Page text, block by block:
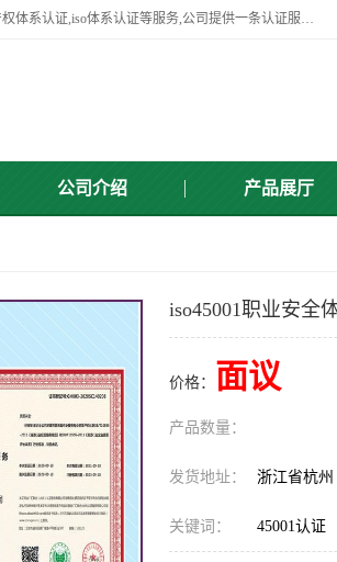
杭州贝安企业管理有限公司竭诚为广大企业客户提供:45001认证,商品售后服务认证,CE认证,知识产权体系认证,iso体系认证等服务,公司提供一条认证服务,方便快捷.
公司介绍 产品展厅
iso45001职业安全
价格： 面议
产品数量：
发货地址： 浙江省杭州
关键词： 45001认证